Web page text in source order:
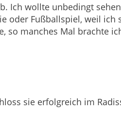
Ich wollte unbedingt
oder Fußballspiel, weil
so manches Mal brachte
sie erfolgreich im